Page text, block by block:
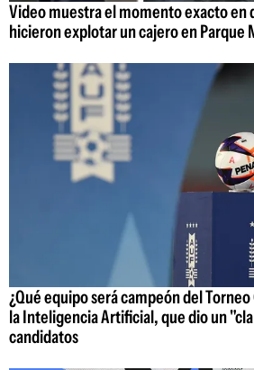
Video muestra el momento exacto en
hicieron explotar un cajero en Parque
¿Qué equipo será campeón del
la Inteligencia Artificial, que dio un
candidatos